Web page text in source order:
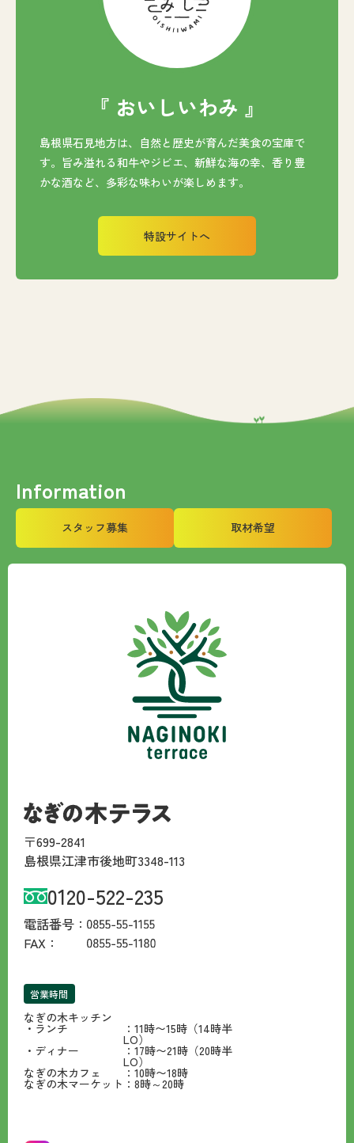
『 おいしいわみ 』
島根県石見地方は、自然と歴史が育んだ美食の宝庫で
す。旨み溢れる和牛やジビエ、新鮮な海の幸、香り豊
かな酒など、多彩な味わいが楽しめます。
特設サイトへ
Information
スタッフ募集 取材希望
〒699-2841
島根県江津市後地町3348-113
0120-522-235
電話番号：
FAX：
営業時間
なぎの木キッチン
・ランチ ：11時〜15時（14時半
LO）
・ディナー ：17時〜21時（20時半
LO）
なぎの木カフェ ：10時〜18時
なぎの木マーケット ：8時～20時